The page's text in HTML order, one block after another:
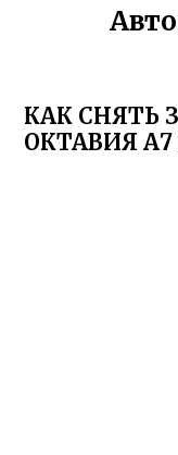
КАК СНЯТЬ
ОКТАВИЯ